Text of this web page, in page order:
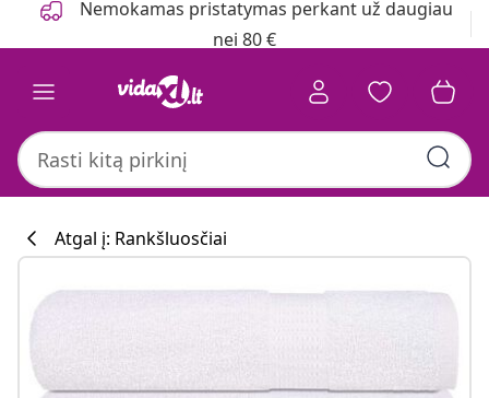
Nemokamas pristatymas perkant už daugiau
nei 80 €
Atgal į: Rankšluosčiai